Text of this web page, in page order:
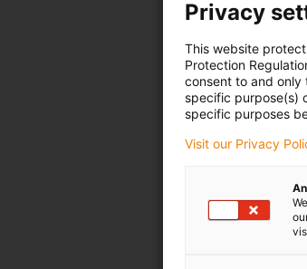
Privacy
This website
Protection
consent to and only
specific purpose(s)
specific purposes
Visit our Privacy